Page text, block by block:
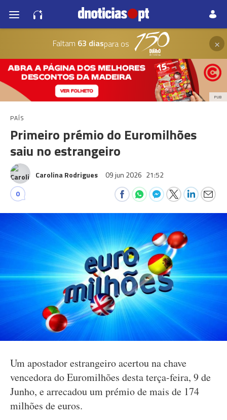
Faltam 63 diaspara os ×
PUB
PAÍS
Primeiro prémio do Euromilhões
saiu no estrangeiro
Carolina Rodrigues 09 jun 2026 21:52
0
Um apostador estrangeiro acertou na chave
vencedora do Euromilhões desta terça-feira, 9 de
Junho, e arrecadou um prémio de mais de 174
milhões de euros.